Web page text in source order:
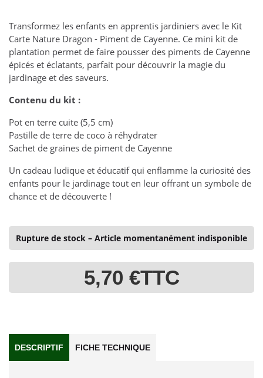
Transformez les enfants en apprentis jardiniers avec le Kit
Carte Nature Dragon - Piment de Cayenne. Ce mini kit de
plantation permet de faire pousser des piments de Cayenne
épicés et éclatants, parfait pour découvrir la magie du
jardinage et des saveurs.
Contenu du kit :
Pot en terre cuite (5,5 cm)
Pastille de terre de coco à réhydrater
Sachet de graines de piment de Cayenne
Un cadeau ludique et éducatif qui enflamme la curiosité des
enfants pour le jardinage tout en leur offrant un symbole de
chance et de découverte !
Rupture de stock – Article momentanément indisponible
5,70 €TTC
DESCRIPTIF FICHE TECHNIQUE